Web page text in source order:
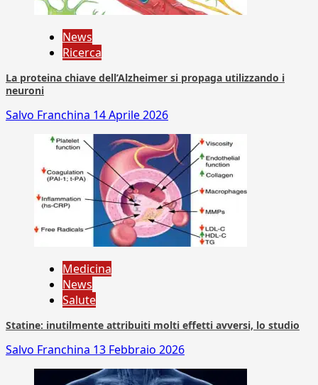
News
Ricerca
La proteina chiave dell’Alzheimer si propaga utilizzando i
neuroni
Salvo Franchina 14 Aprile 2026
Medicina
News
Salute
Statine: inutilmente attribuiti molti effetti avversi, lo studio
Salvo Franchina 13 Febbraio 2026